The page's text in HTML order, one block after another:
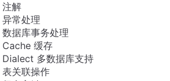
注解
异常处理
数据库事务处理
Cache 缓存
Dialect 多数据库支持
表关联操作